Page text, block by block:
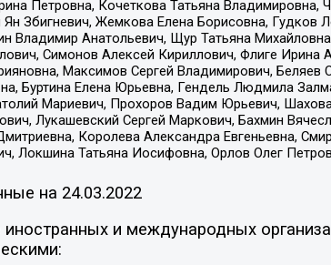
Петровна, Кочеткова Татьяна Владимировна,
Збигневич, Жемкова Елена Борисовна,
Владимир Анатольевич, Щур Татьяна
Симонов Алексей Кириллович, Флиге Ирина
Максимов Сергей Владимирович, Беляев
Буртина Елена Юрьевна, Гендель Людмила
Мариевич, Прохоров Вадим Юрьевич,
Лукашевский Сергей Маркович, Бахмин
Королева Александра Евгеньевна,
Локшина Татьяна Иосифовна, Орлов Олег
на 24.03.2022
и международных